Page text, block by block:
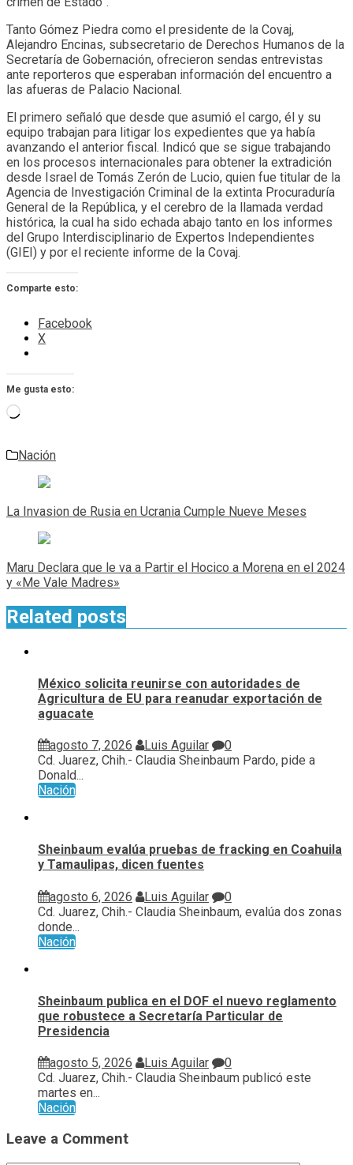
Tanto Gómez Piedra como el presidente de la Covaj,
Alejandro Encinas, subsecretario de Derechos Humanos de la
Secretaría de Gobernación, ofrecieron sendas entrevistas
ante reporteros que esperaban información del encuentro a
las afueras de Palacio Nacional.
El primero señaló que desde que asumió el cargo, él y su
equipo trabajan para litigar los expedientes que ya había
avanzando el anterior fiscal. Indicó que se sigue trabajando
en los procesos internacionales para obtener la extradición
desde Israel de Tomás Zerón de Lucio, quien fue titular de la
Agencia de Investigación Criminal de la extinta Procuraduría
General de la República, y el cerebro de la llamada verdad
histórica, la cual ha sido echada abajo tanto en los informes
del Grupo Interdisciplinario de Expertos Independientes
(GIEI) y por el reciente informe de la Covaj.
Comparte esto:
Facebook
X
Me gusta esto:
Cargando...
Nación
Navegación
de
entradas
La Invasion de Rusia en Ucrania Cumple Nueve Meses
Maru Declara que le va a Partir el Hocico a Morena en el 2024
y «Me Vale Madres»
Related posts
México solicita reunirse con autoridades de
Agricultura de EU para reanudar exportación de
aguacate
agosto 7, 2026 Luis Aguilar
0
Cd. Juarez, Chih.- Claudia Sheinbaum Pardo, pide a
Donald...
Nación
Sheinbaum evalúa pruebas de fracking en Coahuila
y Tamaulipas, dicen fuentes
agosto 6, 2026 Luis Aguilar
0
Cd. Juarez, Chih.- Claudia Sheinbaum, evalúa ⁠dos zonas
donde...
Nación
Sheinbaum publica en el DOF el nuevo reglamento
que robustece a Secretaría Particular de
Presidencia
agosto 5, 2026 Luis Aguilar
0
Cd. Juarez, Chih.- Claudia Sheinbaum publicó este
martes en...
Nación
Leave a Comment